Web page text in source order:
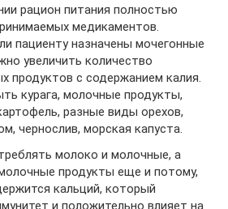
рацион питания полностью
медикаментов.
пациенту назначены мочегонные
увеличить количество
продуктов с содержанием калия.
курага, молочные продукты,
разные виды орехов,
чернослив, морская капуста.
молоко и молочные, а
продукты еще и потому,
кальций, который
и положительно влияет на